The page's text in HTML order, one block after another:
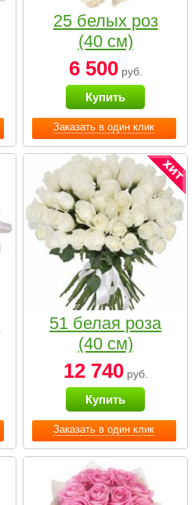
Заказать в один клик
25 белых роз
(40 см)
6 500руб.
Купить
Заказать в один клик
51 белая роза
(40 см)
12 740руб.
Купить